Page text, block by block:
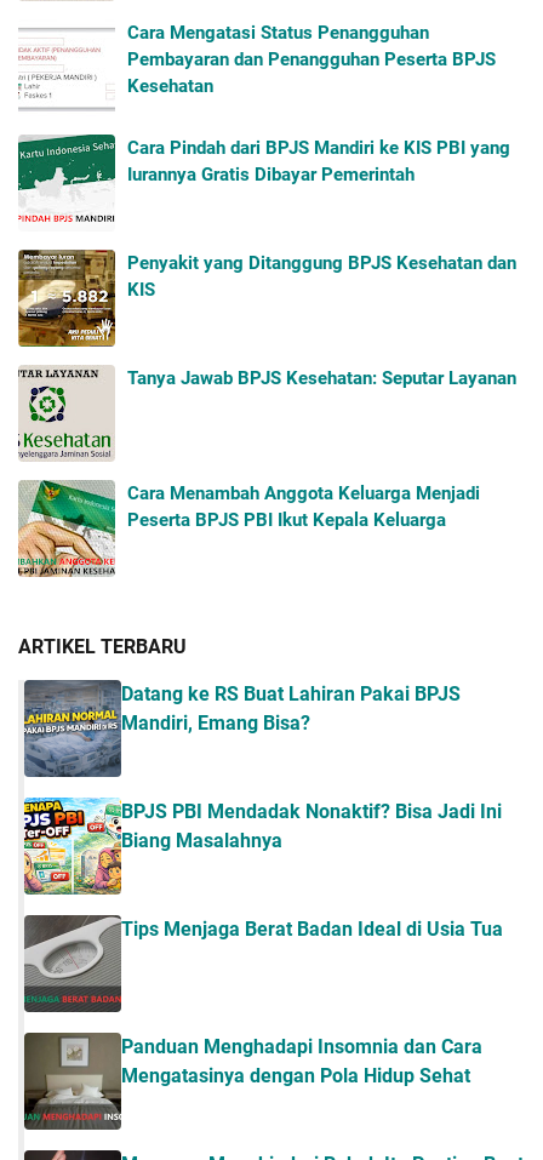
Cara Mengatasi Status Penangguhan
Pembayaran dan Penangguhan Peserta BPJS
Kesehatan
Cara Pindah dari BPJS Mandiri ke KIS PBI yang
Iurannya Gratis Dibayar Pemerintah
Penyakit yang Ditanggung BPJS Kesehatan dan
KIS
Tanya Jawab BPJS Kesehatan: Seputar Layanan
Cara Menambah Anggota Keluarga Menjadi
Peserta BPJS PBI Ikut Kepala Keluarga
ARTIKEL TERBARU
Datang ke RS Buat Lahiran Pakai BPJS
Mandiri, Emang Bisa?
BPJS PBI Mendadak Nonaktif? Bisa Jadi Ini
Biang Masalahnya
Tips Menjaga Berat Badan Ideal di Usia Tua
Panduan Menghadapi Insomnia dan Cara
Mengatasinya dengan Pola Hidup Sehat